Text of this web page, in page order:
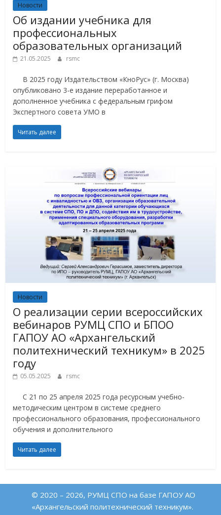
Новости
Об издании учебника для
профессиональных
образовательных организаций
21.05.2025 rsmc
В 2025 году Издательством «КноРус» (г. Москва)
опубликовано 3-е издание переработанное и
дополненное учебника с федеральным грифом
Экспертного совета УМО в
Читать далее
Новости
О реализации серии всероссийских
вебинаров РУМЦ СПО и БПОО
ГАПОУ АО «Архангельский
политехнический техникум» в 2025
году
05.05.2025 rsmc
С 21 по 25 апреля 2025 года ресурсным учебно-
методическим центром в системе среднего
профессионального образования, профессионального
обучения и дополнительного
Читать далее
© 2020 – 2026, РУМЦ СПО на базе ГАПОУ АО
«Архангельский политехнический техникум».